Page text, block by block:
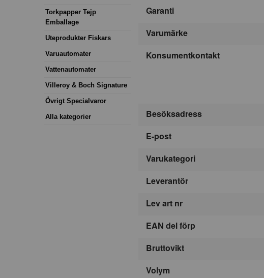
Torkpapper Tejp
Emballage
Uteprodukter Fiskars
Varuautomater
Vattenautomater
Villeroy & Boch Signature
Övrigt Specialvaror
Alla kategorier
Garanti
Varumärke
Konsumentkontakt
Besöksadress
E-post
Varukategori
Leverantör
Lev art nr
EAN del förp
Bruttovikt
Volym